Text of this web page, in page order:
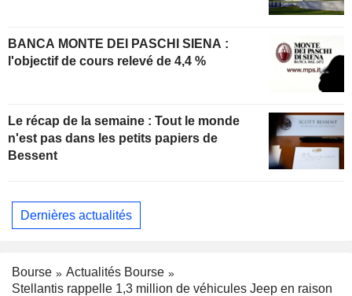
BANCA MONTE DEI PASCHI SIENA :
l'objectif de cours relevé de 4,4 %
Le récap de la semaine : Tout le monde
n'est pas dans les petits papiers de
Bessent
Dernières actualités
Bourse
Actualités Bourse
Stellantis rappelle 1,3 million de véhicules Jeep en raison